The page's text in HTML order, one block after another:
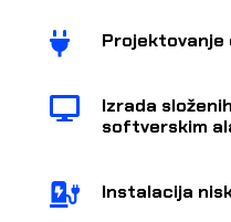


Izrada
softverskim
 Instalacija